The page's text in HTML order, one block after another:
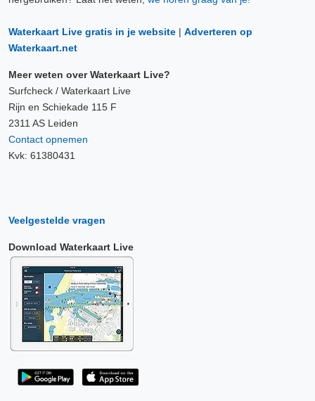
Waterkaart Live gratis in je website | Adverteren op
Waterkaart.net
Meer weten over Waterkaart Live?
Surfcheck / Waterkaart Live
Rijn en Schiekade 115 F
2311 AS Leiden
Contact opnemen
Kvk: 61380431
Veelgestelde vragen
Download Waterkaart Live